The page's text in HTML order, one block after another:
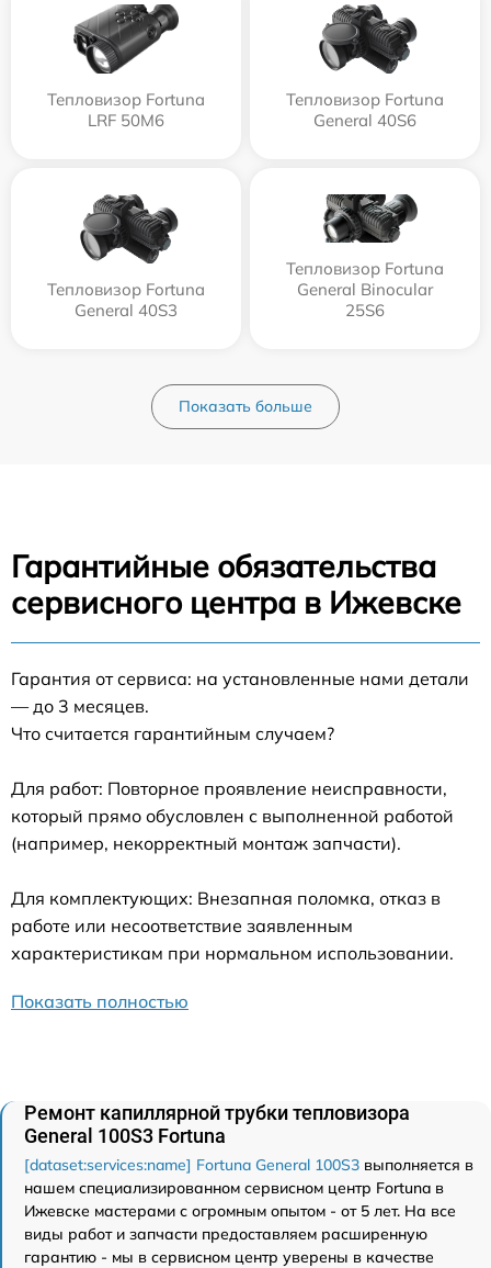
Тепловизор Fortuna
LRF 50M6
Тепловизор Fortuna
General 40S6
Тепловизор Fortuna
General 40S3
Тепловизор Fortuna
General Binocular
25S6
Показать больше
Гарантийные обязательства
сервисного центра в Ижевске
Гарантия от сервиса: на установленные нами детали
— до 3 месяцев.
Что считается гарантийным случаем?
Для работ: Повторное проявление неисправности,
который прямо обусловлен с выполненной работой
(например, некорректный монтаж запчасти).
Для комплектующих: Внезапная поломка, отказ в
работе или несоответствие заявленным
характеристикам при нормальном использовании.
Показать полностью
Ремонт капиллярной трубки тепловизора
General 100S3 Fortuna
[dataset:services:name] Fortuna General 100S3 выполняется в
нашем специализированном сервисном центр Fortuna в
Ижевске мастерами с огромным опытом - от 5 лет. На все
виды работ и запчасти предоставляем расширенную
гарантию - мы в сервисном центр уверены в качестве